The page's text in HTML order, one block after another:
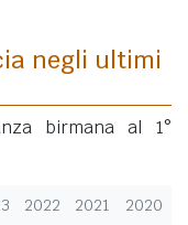
negli ultimi
birmana al 1°
2022 2021
2020